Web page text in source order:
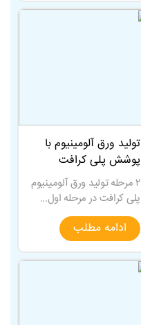
تولید ورق آلومینیوم با
پوشش پلی کرافت
۲ مرحله تولید ورق آلومینیوم
پلی کرافت در مرحله اول...
ادامه مطلب